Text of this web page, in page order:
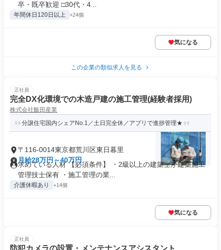
卒・既卒歓迎 □30代・4...
年間休日120日以上 +24個
気になる
この企業の類似求人を見る
正社員
完全DX化環境での木造戸建の施工管理(経験者採用)
株式会社飯田産業
分譲住宅国内シェアNo.1／土日完全休／アプリで進捗管理★
〒116-0014東京都荒川区東日暮里
月給28万円～40万円
求めている人材 【必須条件】 ・2級以上の建築士か建築施工
管理技士保有 ・施工管理の業...
介護休暇あり +14個
気になる
正社員
防犯カメラの設置・メンテナンスアシスタント